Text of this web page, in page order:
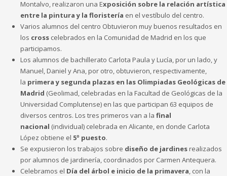
Montalvo, realizaron una Exposición sobre la relación artística
entre la pintura y la floristería en el vestíbulo del centro.
Varios alumnos del centro Obtuvieron muy buenos resultados en
los cross celebrados en la Comunidad de Madrid en los que
participamos.
Los alumnos de bachillerato Carlota Paula y Lucía, por un lado, y
Manuel, Daniel y Ana, por otro, obtuvieron, respectivamente,
la primera y segunda plazas en las Olimpiadas Geológicas de
Madrid (Geolimad, celebradas en la Facultad de Geológicas de la
Universidad Complutense) en las que participan 63 equipos de
diversos centros. Los tres primeros van a la final
nacional (individual) celebrada en Alicante, en donde Carlota
López obtiene el 5º puesto.
Se expusieron los trabajos sobre diseño de jardinesrealizados
por alumnos de jardinería, coordinados por Carmen Antequera.
Celebramos el Día del árbol e inicio de la primavera , con la